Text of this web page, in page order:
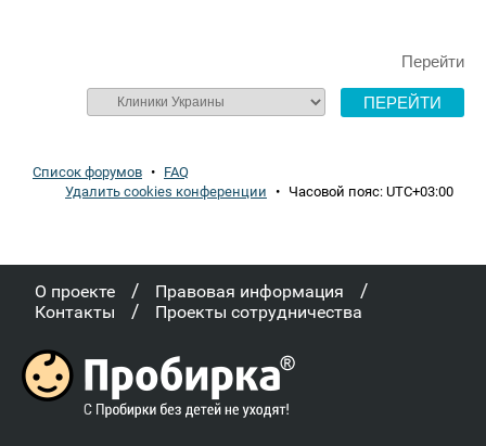
Перейти
Список форумов • FAQ
Удалить cookies конференции • Часовой пояс: UTC+03:00
О проекте / Правовая информация /
Контакты / Проекты сотрудничества